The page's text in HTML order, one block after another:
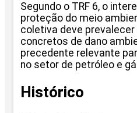
Segundo o TRF 6, o
proteção do meio
coletiva deve
concretos de dano
precedente relevante
no setor de petróleo e
Histórico